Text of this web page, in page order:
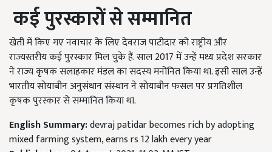
कईपुरस्कारोंसेसम्मानित
खेती में किए गए नवाचार के लिए देवराज पाटीदार को राष्ट्रीय और
राज्यस्तरीय कई पुरस्कार मिल चुके हैं. साल 2017 में उन्हें मध्य प्रदेश सरकार
ने राज्य कृषक सलाहकार मंडल का सदस्य मनोनित किया था. इसी साल उन्हें
भारतीय सोयाबीन अनुसंधान संस्थान ने सोयाबीन फसल पर प्रगतिशील
कृषक पुरस्कार से सम्मानित किया था.
English Summary:devraj patidar becomes rich by adopting
mixed farming system, earns rs 12 lakh every year